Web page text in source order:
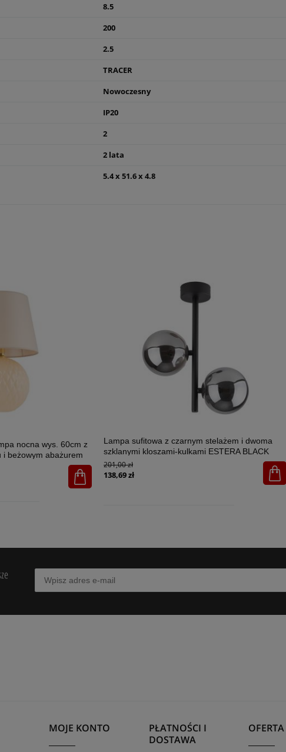
8.5
200
2.5
TRACER
Nowoczesny
IP20
2
2 lata
5.4 x 51.6 x 4.8
nocna wys. 60cm z
i beżowym abażurem
Lampa sufitowa z czarnym stelażem i dwoma
szklanymi kloszami-kulkami ESTERA BLACK
2xG9 - 6706
201,00 zł
138,69 zł
MOJE KONTO
PŁATNOŚCI I
DOSTAWA
OFERTA